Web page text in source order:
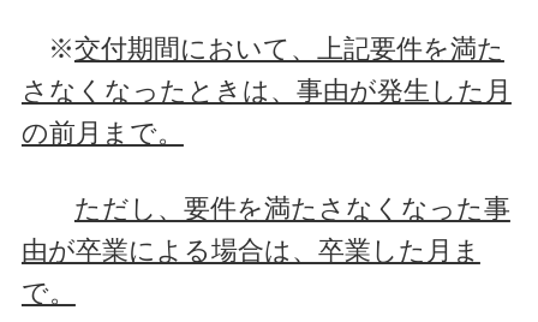
※交付期間において、上記要件を満た
さなくなったときは、事由が発生した月
の前月まで。
ただし、要件を満たさなくなった事
由が卒業による場合は、卒業した月ま
で。